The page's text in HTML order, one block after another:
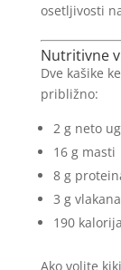
osetljivosti
Nutritivne
Dve kašike
približno:
2 g neto
16 g masti
8 g
3 g vlakana
190 kalorija
Ako volite